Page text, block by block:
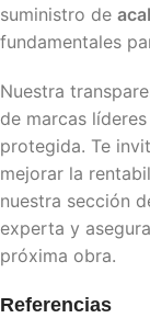
suministro de
fundamentales
Nuestra
de marcas
protegida. Te
mejorar la
nuestra sección
experta y
próxima obra.
Referencias